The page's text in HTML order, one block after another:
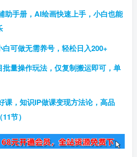
助手册，AI绘画快速上手，小白也能
可做无需养号，轻松日入200+
批量操作玩法，仅复制搬运即可，单
课，知识IP做课变现方法论，高品
节）